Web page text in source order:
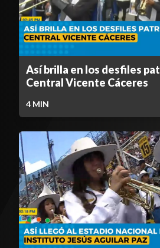
Así brilla en los desfiles
Central Vicente Cáceres
4 MIN